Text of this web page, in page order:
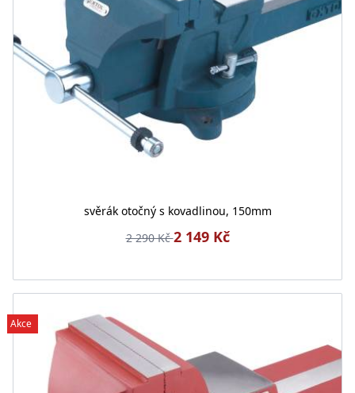
svěrák otočný s kovadlinou, 150mm
2 290 Kč2 149 Kč
Akce